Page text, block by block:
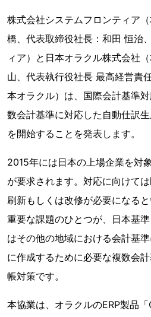
株式会社システムフロンティア
橋、代表取締役社長：和田 恒治
ィア）と日本オラクル株式会社
山、代表執行役社長 最高経営責
本オラクル）は、国際会計基準
数会計基準に対応した自動仕訳
を開始することを発表します。
2015年には日本の上場企業を対
が要求されます。対応に向けて
刷新もしくは改修が必要になる
重要な課題のひとつが、日本基
はその他の地域における会計基
に作成するために必要な複数会
帳対策です。
本協業は、オラクルのERP製品